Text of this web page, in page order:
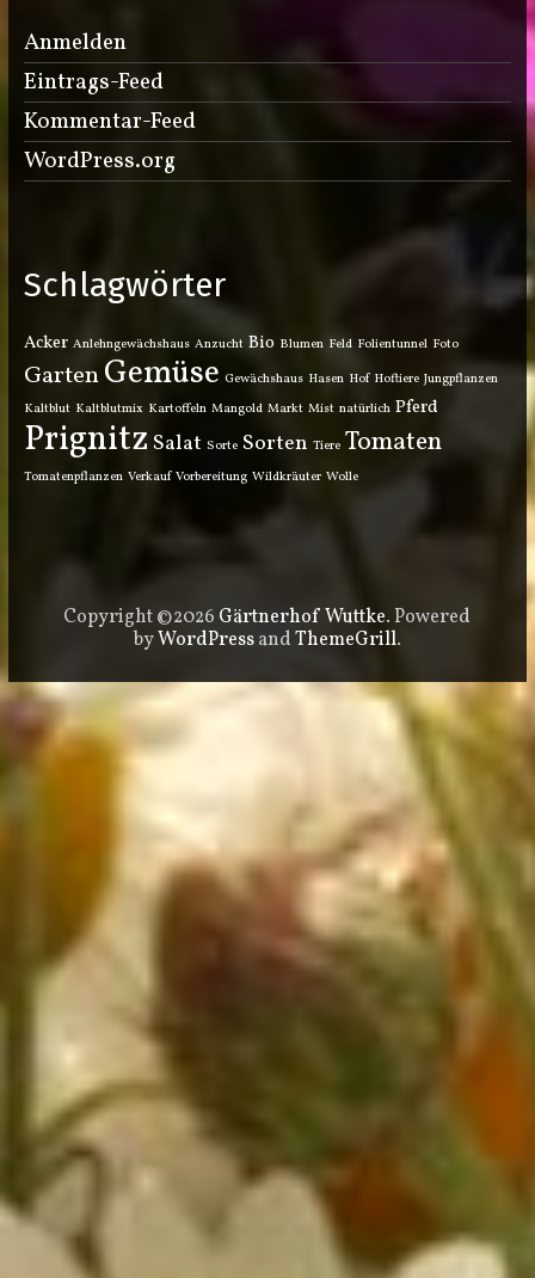
Anmelden
Eintrags-Feed
Kommentar-Feed
WordPress.org
Schlagwörter
Acker Anlehngewächshaus Anzucht Bio Blumen Feld Folientunnel Foto
GartenGemüse Gewächshaus Hasen Hof Hoftiere Jungpflanzen
Kaltblut Kaltblutmix Kartoffeln Mangold Markt Mist natürlich Pferd
Prignitz Salat Sorte Sorten Tiere Tomaten
Tomatenpflanzen Verkauf Vorbereitung Wildkräuter Wolle
Copyright ©2026 Gärtnerhof Wuttke. Powered
byWordPressandThemeGrill.